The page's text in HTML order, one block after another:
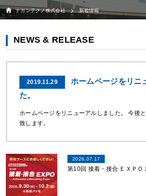
ナカンテクノ株式会社 新着情報
NEWS & RELEASE
2019.11.29
ホームページをリニ
た。
ホームページをリニューアルしました。 今後
致します。
2026.07.17
第10回 接着・接合 ＥＸＰＯ